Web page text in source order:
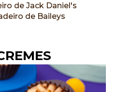
de Jack Daniel's
de Baileys